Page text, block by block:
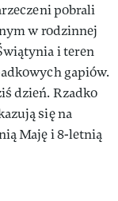
pobrali
w rodzinnej
i teren
gapiów.
dzień. Rzadko
się na
Maję i 8-letnią